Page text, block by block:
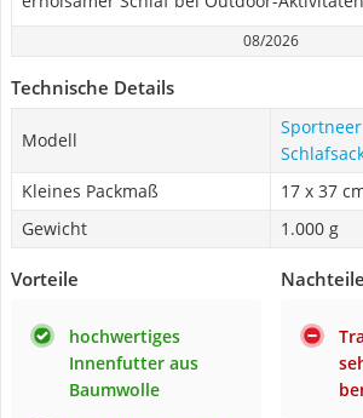
08/2026
Technische Details
Modell
Kleines Packmaß
17 x 37
Gewicht
1.000 g
Vorteile
hochwertiges
Innenfutter aus
Baumwolle
Nachteile